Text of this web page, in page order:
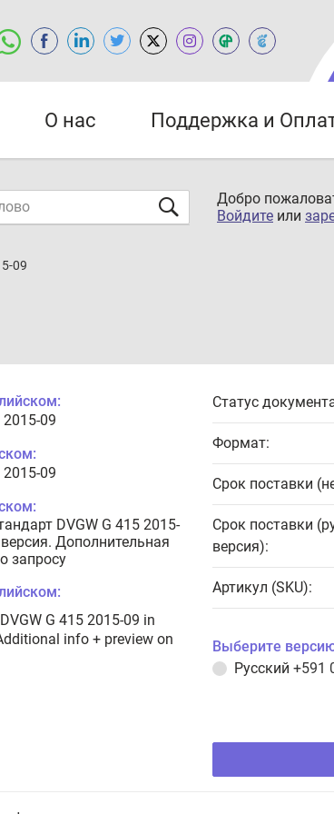
О нас Поддержка и
Добро
Войдите или
09
2015-09
2015-09
DVGW G 415 2015-
Дополнительная
запросу
G 415 2015-09 in
info + preview on
Статус
Формат:
Срок поставки
Срок поставки
версия):
Артикул (SKU):
Выберите
Русский +591